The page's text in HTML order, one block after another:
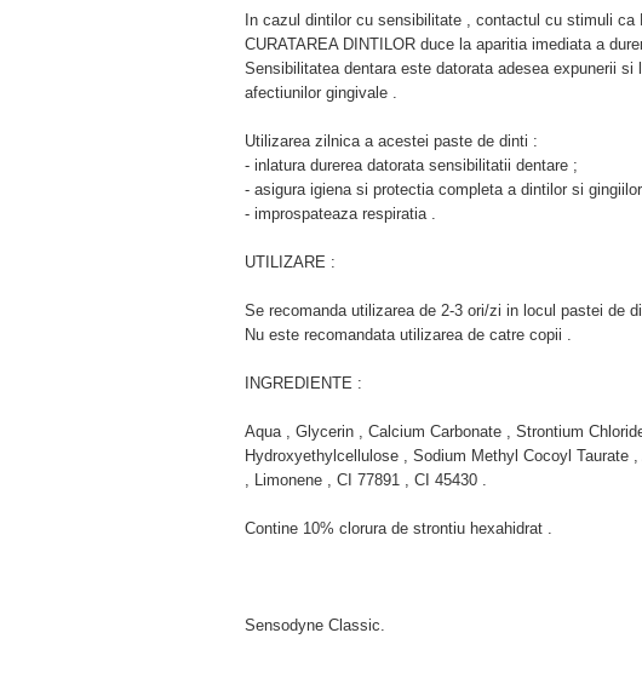
In cazul dintilor cu sensibilitate , contactul cu stimuli
CURATAREA DINTILOR duce la aparitia imediata a
Sensibilitatea dentara este datorata adesea expunerii
afectiunilor gingivale .
Utilizarea zilnica a acestei paste de dinti :
- inlatura durerea datorata sensibilitatii dentare ;
- asigura igiena si protectia completa a dintilor si
- improspateaza respiratia .
UTILIZARE :
Se recomanda utilizarea de 2-3 ori/zi in locul pastei de
Nu este recomandata utilizarea de catre copii .
INGREDIENTE :
Aqua , Glycerin , Calcium Carbonate , Strontium
Hydroxyethylcellulose , Sodium Methyl Cocoyl Taurate
, Limonene , CI 77891 , CI 45430 .
Contine 10% clorura de strontiu hexahidrat .
Sensodyne Classic.